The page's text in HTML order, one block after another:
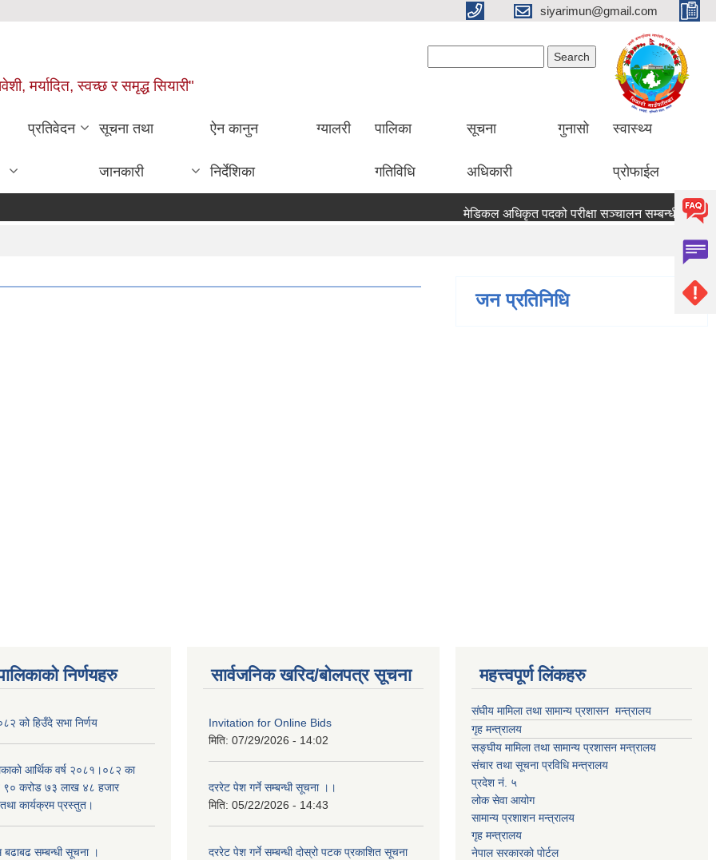
siyarimun@gmail.com
मर्यादित, स्वच्छ र समृद्ध सियारी"
प्रतिवेदन सूचना तथा
जानकारी
ऐन कानुन
निर्देशिका
ग्यालरी पालिका
गतिविधि
सूचना
अधिकारी
गुनासो स्वास्थ्य
प्रोफाईल
मेडिकल अधिकृत पदको परीक्षा सञ्चालन सम्बन्धी सूचना
जन प्रतिनिधि
निर्णयहरु
को हिउँदे सभा निर्णय
आर्थिक वर्ष २०८१।०८२ का
९० करोड ७३ लाख ४८ हजार
कार्यक्रम प्रस्तुत।
बढाबढ सम्बन्धी सूचना ।
सार्वजनिक खरिद/बोलपत्र सूचना
Invitation for Online Bids
मिति: 07/29/2026 - 14:02
दररेट पेश गर्ने सम्बन्धी सूचना ।।
मिति: 05/22/2026 - 14:43
दररेट पेश गर्ने सम्बन्धी दोस्रो पटक प्रकाशित सूचना
महत्त्वपूर्ण लिंकहरु
संघीय मामिला तथा सामान्य प्रशासन मन्त्रालय
गृह मन्त्रालय
सङ्घीय मामिला तथा सामान्य प्रशासन मन्त्रालय
संचार तथा सूचना प्रविधि मन्त्रालय
प्रदेश नं. ५
लोक सेवा आयोग
सामान्य प्रशाशन मन्त्रालय
गृह मन्त्रालय
नेपाल सरकारको पोर्टल